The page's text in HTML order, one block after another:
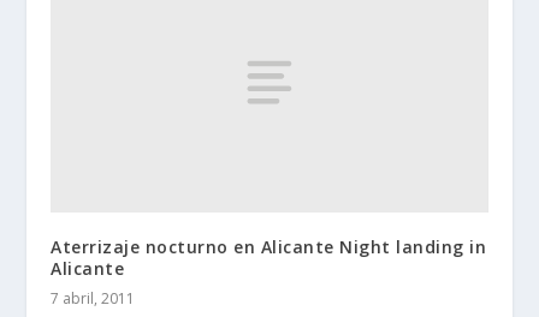
Aterrizaje nocturno en Alicante Night landing in
Alicante
7 abril, 2011